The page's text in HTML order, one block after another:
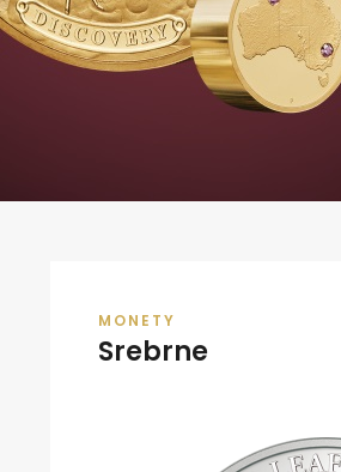
MONETY
Srebrne